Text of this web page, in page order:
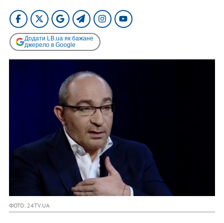
Додати LB.ua як бажане
джерело в Google
ФОТО: 24TV.UA